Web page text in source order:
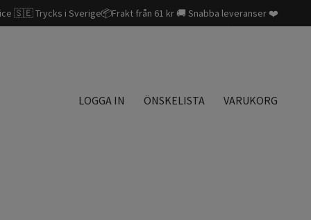
🇸🇪 Trycks i Sverige📦Frakt från 61 kr 🚚 Snabba leveranser ❤️
LOGGA IN ÖNSKELISTA VARUKORG